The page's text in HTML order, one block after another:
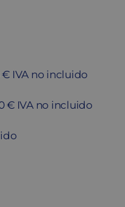
€ IVA no incluido
€ IVA no incluido